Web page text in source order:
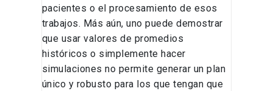
pacientes o el procesamiento de esos
trabajos. Más aún, uno puede demostrar
que usar valores de promedios
históricos o simplemente hacer
simulaciones no permite generar un plan
único y robusto para los que tengan que